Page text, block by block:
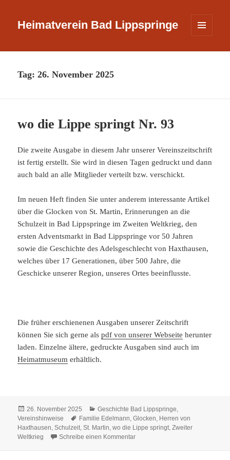
Heimatverein Bad Lippspringe
WIDGETS
Tag:26. November 2025
wo die Lippe springt Nr. 93
Die zweite Ausgabe in diesem Jahr unserer Vereinszeitschrift
ist fertig erstellt. Sie wird in diesen Tagen gedruckt und dann
auch bald an alle Mitglieder verteilt bzw. verschickt.
Im neuen Heft finden Sie unter anderem interessante Artikel
über die Glocken von St. Martin, Erinnerungen an die
Schulzeit in Bad Lippspringe im Zweiten Weltkrieg, den
ersten Adventsmarkt in Bad Lippspringe vor 50 Jahren
sowie die Geschichte des Adelsgeschlecht von Haxthausen,
welches über 17 Generationen, über 500 Jahre, die
Geschicke unserer Region, unseres Ortes beeinflusste.
Die früher erschienenen Ausgaben unserer Zeitschrift
können Sie sich gerne alspdf von unserer Webseite herunter
laden. Einzelne ältere, gedruckte Ausgaben sind auch im
Heimatmuseum erhältlich.
Veröffentlicht
am
26. November 2025 Kategorien
Geschichte Bad Lippspringe,
Vereinshinweise
Schlagwörter
Familie Edelmann,Glocken, Herren von
Haxthausen,Schulzeit,St. Martin,wo die Lippe springt,Zweiter
Weltkrieg
Schreibe einen Kommentarzu wo die Lippe springt Nr. 93